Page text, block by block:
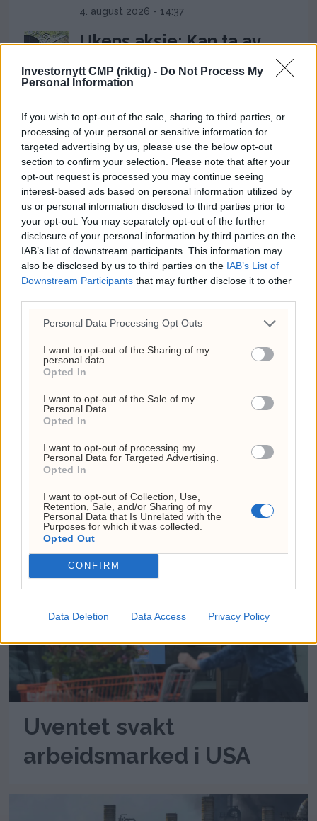
Investornytt CMP (riktig) - Do Not Process My
Personal Information
If you wish to opt-out of the sale, sharing to third parties, or
processing of your personal or sensitive information for
targeted advertising by us, please use the below opt-out
section to confirm your selection. Please note that after your
opt-out request is processed you may continue seeing
interest-based ads based on personal information utilized by
us or personal information disclosed to third parties prior to
your opt-out. You may separately opt-out of the further
disclosure of your personal information by third parties on the
IAB’s list of downstream participants. This information may
also be disclosed by us to third parties on the IAB’s List of
Downstream Participants that may further disclose it to other
Personal Data Processing Opt Outs
I want to opt-out of the Sharing of my
personal data.
Opted In
I want to opt-out of the Sale of my
Personal Data.
Opted In
I want to opt-out of processing my
Personal Data for Targeted Advertising.
Opted In
I want to opt-out of Collection, Use,
Retention, Sale, and/or Sharing of my
Personal Data that Is Unrelated with the
Purposes for which it was collected.
Opted Out
CONFIRM
Data Deletion Data Access Privacy Policy
4. august 2026 - 14:37
Ukens aksje: Kan ta av
2. august 2026 - 12:17
Frp-topp fikk kvart million
fra First House for
«Trump-VM»-podkast –
Rødts Mímir Kristjánsson
raser
ANNONSE
Italia avviser Spanias
ultimatum: Holder fast
på grensekontrollen
Uventet svakt
arbeidsmarked i USA